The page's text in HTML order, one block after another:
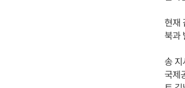
현재
북과
송
국제